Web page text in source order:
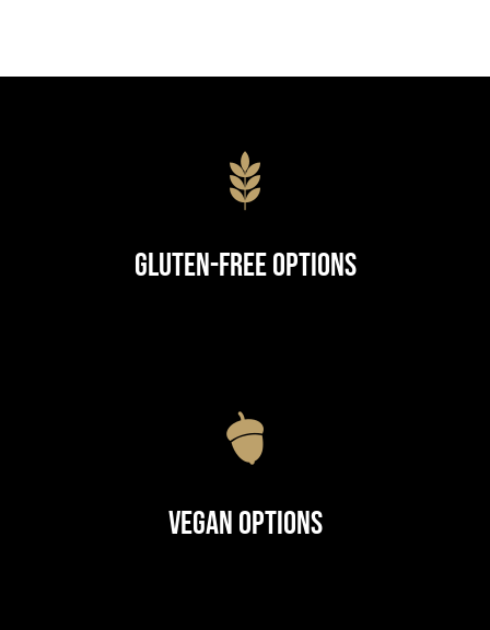
Gluten-Free Options
Vegan Options